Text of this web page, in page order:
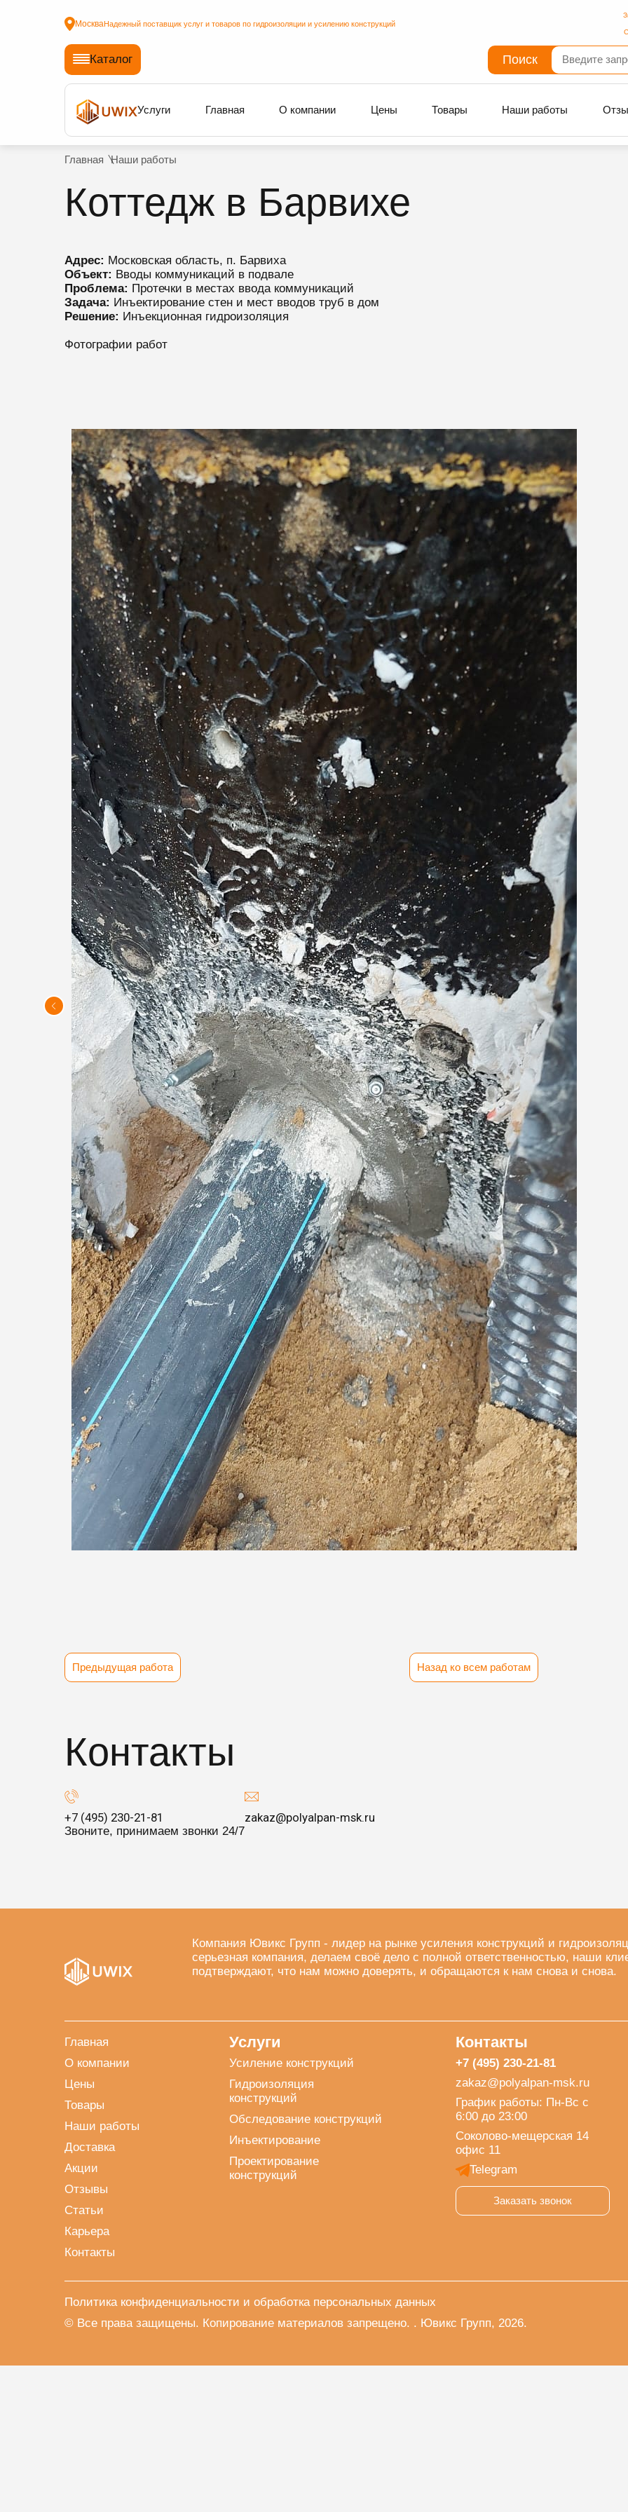
МоскваНадежный поставщик услуг и товаров по гидроизоляции и усилению конструкций
Каталог Поиск
Услуги Главная О компании Цены Товары Наши работы
Главная Наши работы
Коттедж в Барвихе
Адрес: Московская область, п. Барвиха
Объект: Вводы коммуникаций в подвале
Проблема: Протечки в местах ввода коммуникаций
Задача: Инъектирование стен и мест вводов труб в дом
Решение: Инъекционная гидроизоляция
Фотографии работ
Предыдущая работа Назад ко всем работам
Контакты
+7 (495) 230-21-81
Звоните, принимаем звонки 24/7
zakaz@polyalpan-msk.ru
Компания Ювикс Групп - лидер на рынке усиления конструкций и
серьезная компания, делаем своё дело с полной ответственностью, наши
подтверждают, что нам можно доверять, и обращаются к нам снова и снова.
Главная
О компании
Цены
Товары
Наши работы
Доставка
Акции
Отзывы
Статьи
Карьера
Контакты
Услуги
Усиление конструкций
Гидроизоляция
конструкций
Обследование конструкций
Инъектирование
Проектирование
конструкций
Контакты
+7 (495) 230-21-81
zakaz@polyalpan-msk.ru
График работы: Пн-Вс с
6:00 до 23:00
Соколово-мещерская 14
офис 11
Telegram
Заказать звонок
Политика конфиденциальности и обработка персональных данных
© Все права защищены. Копирование материалов запрещено. . Ювикс Групп, 2026.